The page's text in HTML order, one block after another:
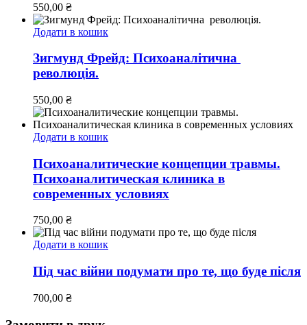
550,00 ₴
Додати в кошик
Зигмунд Фрейд: Психоаналітична
революція.
550,00 ₴
Додати в кошик
Психоаналитические концепции травмы.
Психоаналитическая клиника в
современных условиях
750,00 ₴
Додати в кошик
Під час війни подумати про те, що буде після
700,00 ₴